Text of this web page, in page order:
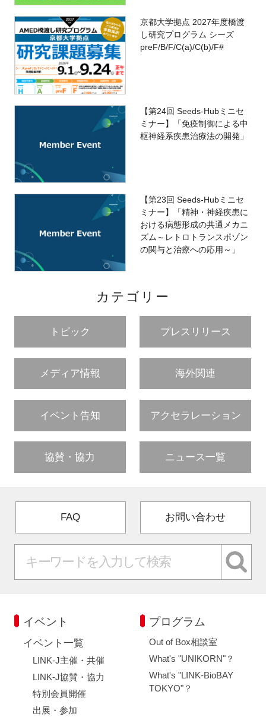
京都大学拠点 2027年度橋渡
し研究プログラム シーズ
preF/B/F/C(a)/C(b)/F#
【第24回 Seeds-Hubミニセ
ミナー】「免疫制御による中
枢神経系疾患治療法の開発」
【第23回 Seeds-Hubミニセ
ミナー】「精神・神経疾患に
おける病態形成の共通メカニ
ズム～レトロトランスポゾン
の関与と治療への応用～」
カテゴリー
トピック プレスリリース
メディア情報 海外関連
イベント告知 アクセラレーション
協賛・協力 ニュース一覧
FAQ お問い合わせ
イベント
イベント一覧
LINK-J主催・共催
LINK-J協賛・協力
特別会員開催
出展・参加
プログラム
Out of Box相談室
What's "UNIKORN"？
What's "LINK-BioBAY
TOKYO"？